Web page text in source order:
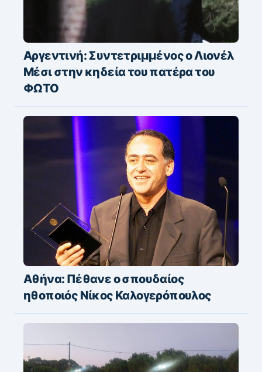
Αργεντινή: Συντετριμμένος ο Λιονέλ
Μέσι στην κηδεία του πατέρα του
ΦΩΤΟ
Αθήνα: Πέθανε ο σπουδαίος
ηθοποιός Νίκος Καλογερόπουλος